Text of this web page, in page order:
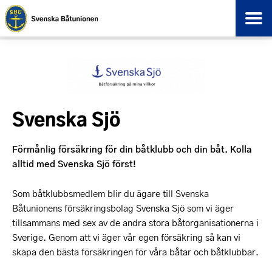
Svenska Sjö
Förmånlig försäkring för din båtklubb och din båt. Kolla
alltid med Svenska Sjö först!
Som båtklubbsmedlem blir du ägare till Svenska
Båtunionens försäkringsbolag Svenska Sjö som vi äger
tillsammans med sex av de andra stora båtorganisationerna i
Sverige. Genom att vi äger vår egen försäkring så kan vi
skapa den bästa försäkringen för våra båtar och båtklubbar.